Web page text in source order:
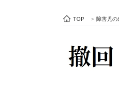
ITエンジニ
TOP > 障害児